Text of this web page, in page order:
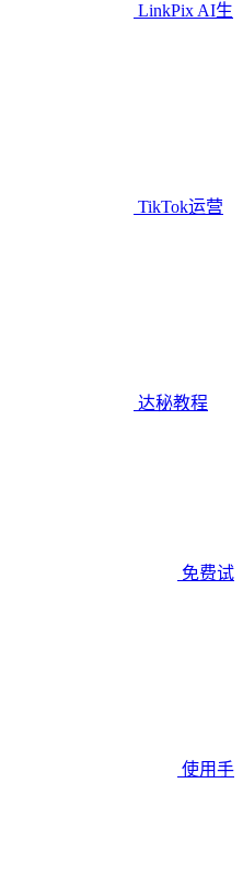
LinkPix AI生
TikTok运营
达秘教程
免费试
使用手